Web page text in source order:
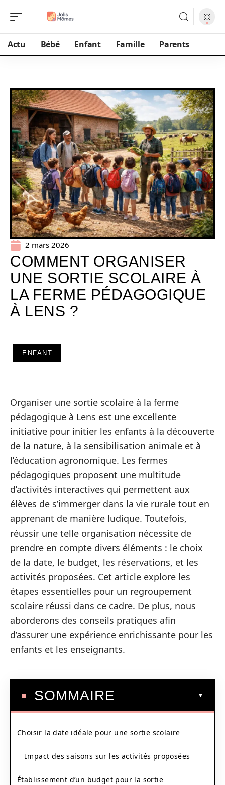
Actu Bébé Enfant Famille Parents
2 mars 2026
COMMENT ORGANISER
UNE SORTIE SCOLAIRE À
LA FERME PÉDAGOGIQUE
À LENS ?
ENFANT
Organiser une sortie scolaire à la ferme
pédagogique à Lens est une excellente
initiative pour initier les enfants à la découverte
de la nature, à la sensibilisation animale et à
l’éducation agronomique. Les fermes
pédagogiques proposent une multitude
d’activités interactives qui permettent aux
élèves de s’immerger dans la vie rurale tout en
apprenant de manière ludique. Toutefois,
réussir une telle organisation nécessite de
prendre en compte divers éléments : le choix
de la date, le budget, les réservations, et les
activités proposées. Cet article explore les
étapes essentielles pour un regroupement
scolaire réussi dans ce cadre. De plus, nous
aborderons des conseils pratiques afin
d’assurer une expérience enrichissante pour les
enfants et les enseignants.
SOMMAIRE
Choisir la date idéale pour une sortie scolaire
Impact des saisons sur les activités proposées
Établissement d’un budget pour la sortie